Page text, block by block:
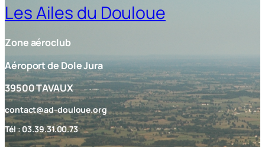
Les Ailes du Douloue
Zone aéroclub
Aéroport de Dole Jura
39500 TAVAUX
contact@ad-douloue.org
Tél : 03.39.31.00.73